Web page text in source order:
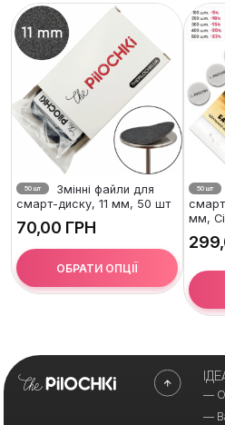
50 шт
Змінні файли для
смарт-диску, 11 мм, 50 шт
ГРН
ОБРАТИ ОПЦІЇ
50 шт
мм,
—
—